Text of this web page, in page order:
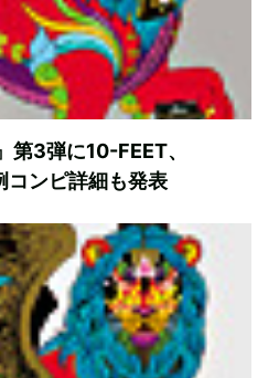
第3弾に10-FEET、
コンピ詳細も発表